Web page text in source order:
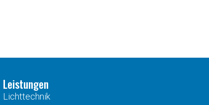
Leistungen
Lichttechnik